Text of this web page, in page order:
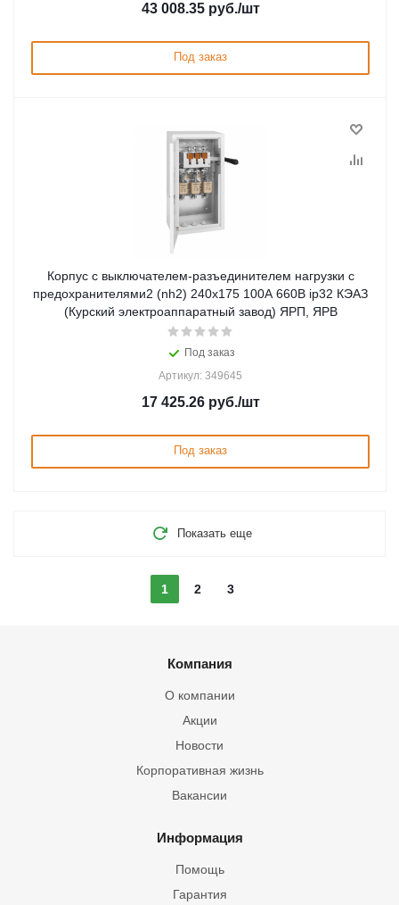
43 008.35руб./шт
Под заказ
Корпус с выключателем-разъединителем нагрузки с
предохранителями2 (nh2) 240x175 100А 660В ip32 КЭАЗ
(Курский электроаппаратный завод) ЯРП, ЯРВ
Под заказ
Артикул: 349645
17 425.26руб./шт
Под заказ
Показать еще
1 2 3
Компания
О компании
Акции
Новости
Корпоративная жизнь
Вакансии
Информация
Помощь
Гарантия